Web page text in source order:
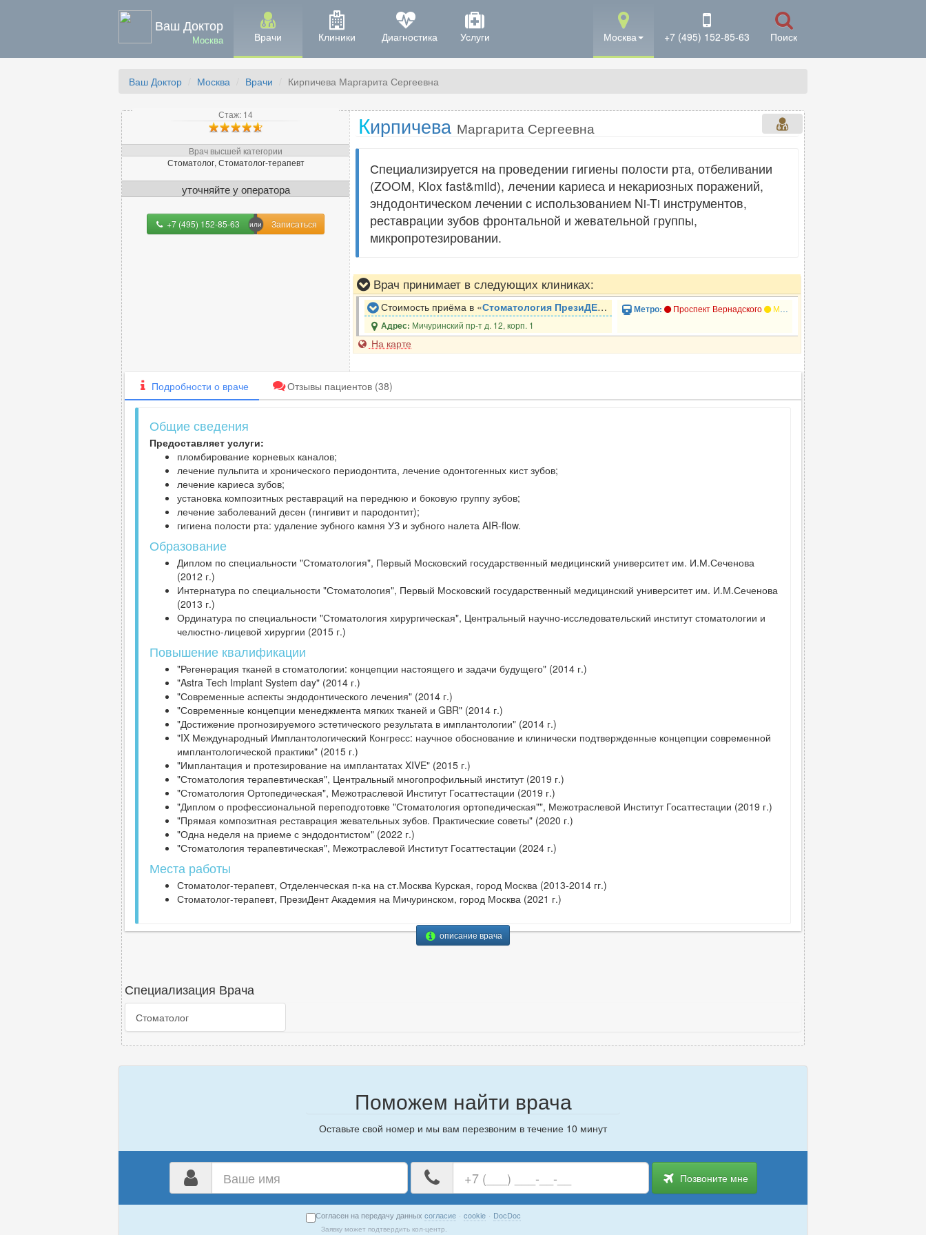
Ваш Доктор
Москва Врачи Клиники Диагностика Услуги Москва +7 (495) 152-85-63 Поиск
Ваш Доктор Москва Врачи Кирпичева Маргарита Сергеевна
Стаж: 14
Врач высшей категории
Стоматолог, Стоматолог-терапевт
уточняйтеу оператора
+7 (495) 152-85-63 Записаться
Кирпичева Маргарита Сергеевна
Специализируется на проведении гигиены полости рта, отбеливании
(ZOOM, Klox fast&mild), лечении кариеса и некариозных поражений,
эндодонтическом лечении с использованием Ni-Ti инструментов,
реставрации зубов фронтальной и жевательной группы,
микропротезировании.
Врач принимает в следующих клиниках:
Стоимость приёма в «Стоматология ПрезиДЕНТ
Адрес: Мичуринский пр-т д. 12, корп. 1
Метро: Проспект Вернадского Минская
На карте
Подробности о враче Отзывы пациентов(38)
Общие сведения
Предоставляет услуги:
пломбирование корневых каналов;
лечение пульпита и хронического периодонтита, лечение одонтогенных кист зубов;
лечение кариеса зубов;
установка композитных реставраций на переднюю и боковую группу зубов;
лечение заболеваний десен (гингивит и пародонтит);
гигиена полости рта: удаление зубного камня УЗ и зубного налета AIR-flow.
Образование
Диплом по специальности "Стоматология", Первый Московский государственный медицинский университет им. И.М.Сеченова
(2012 г.)
Интернатура по специальности "Стоматология", Первый Московский государственный медицинский университет им. И.М.Сеченова
(2013 г.)
Ординатура по специальности "Стоматология хирургическая", Центральный научно-исследовательский институт стоматологии и
челюстно-лицевой хирургии (2015 г.)
Повышение квалификации
"Регенерация тканей в стоматологии: концепции настоящего и задачи будущего" (2014 г.)
"Astra Tech Implant System day" (2014 г.)
"Современные аспекты эндодонтического лечения" (2014 г.)
"Современные концепции менеджмента мягких тканей и GBR" (2014 г.)
"Достижение прогнозируемого эстетического результата в имплантологии" (2014 г.)
"IX Международный Имплантологический Конгресс: научное обоснование и клинически подтвержденные концепции современной
имплантологической практики" (2015 г.)
"Имплантация и протезирование на имплантатах XIVE" (2015 г.)
"Стоматология терапевтическая", Центральный многопрофильный институт (2019 г.)
"Стоматология Ортопедическая", Межотраслевой Институт Госаттестации (2019 г.)
"Диплом о профессиональной переподготовке "Стоматология ортопедическая"", Межотраслевой Институт Госаттестации (2019 г.)
"Прямая композитная реставрация жевательных зубов. Практические советы" (2020 г.)
"Одна неделя на приеме с эндодонтистом" (2022 г.)
"Стоматология терапевтическая", Межотраслевой Институт Госаттестации (2024 г.)
Места работы
Стоматолог-терапевт, Отделенческая п-ка на ст.Москва Курская, город Москва (2013-2014 гг.)
Стоматолог-терапевт, ПрезиДент Академия на Мичуринском, город Москва (2021 г.)
описание врача
Специализация Врача
Стоматолог
Поможем найти врача
Оставьте свой номер и мы вам перезвоним в течение 10 минут
номер
телефона
Позвоните мне
Согласен на передачу данных согласие · cookie · DocDoc
Заявку может подтвердить кол-центр.